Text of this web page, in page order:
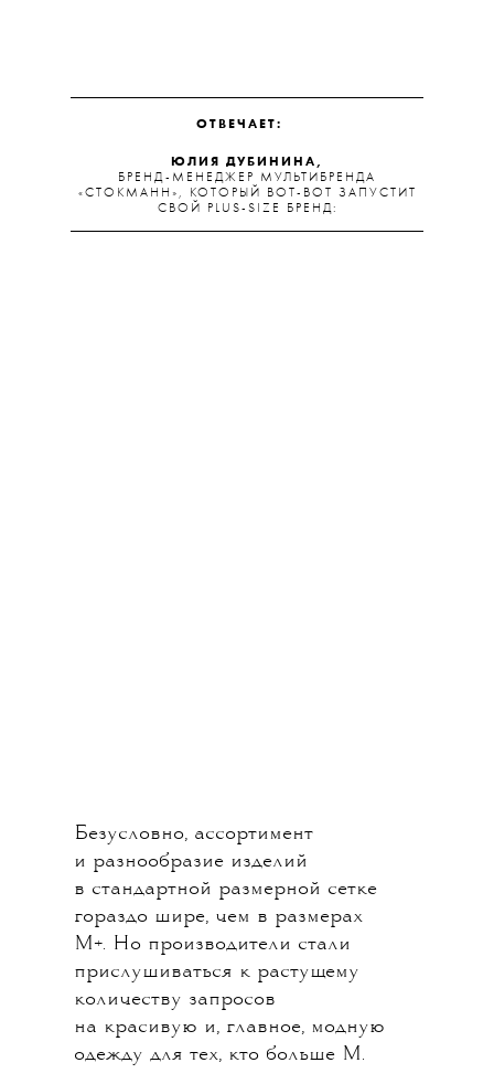
ОТВЕЧАЕТ:
ЮЛИЯ ДУБИНИНА,
БРЕНД-МЕНЕДЖЕР МУЛЬТИБРЕНДА
«СТОКМАНН», КОТОРЫЙ ВОТ-ВОТ ЗАПУСТИТ
СВОЙ PLUS-SIZE БРЕНД:
Безусловно, ассортимент
и разнообразие изделий
в стандартной размерной сетке
гораздо шире, чем в размерах
M+. Но производители стали
прислушиваться к растущему
количеству запросов
на красивую и, главное, модную
одежду для тех, кто больше M.